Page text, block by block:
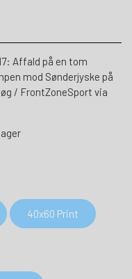
Affald på en tom
mod Sønderjyske på
/ FrontZoneSport via
40x60 Print